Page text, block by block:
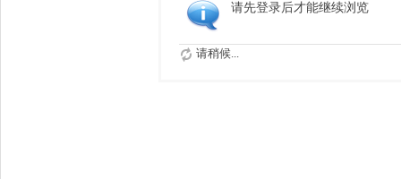
请先登录后才能继续浏览
请稍候...